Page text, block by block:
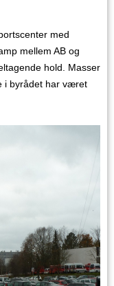
med
mellem AB og
hold. Masser
i byrådet har været